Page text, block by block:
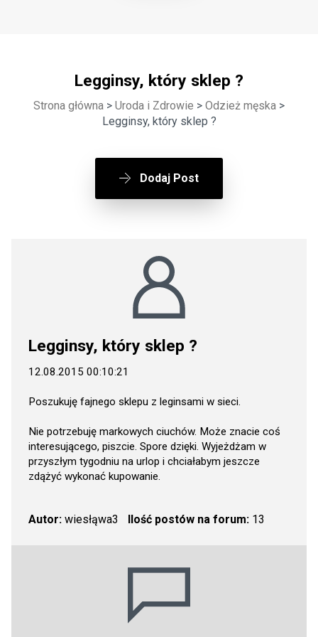
Legginsy, który sklep ?
Strona główna > Uroda i Zdrowie > Odzież męska >
Legginsy, który sklep ?
Dodaj Post
Legginsy, który sklep ?
12.08.2015 00:10:21
Poszukuję fajnego sklepu z leginsami w sieci.
Nie potrzebuję markowych ciuchów. Może znacie coś
interesującego, piszcie. Spore dzięki. Wyjeżdżam w
przyszłym tygodniu na urlop i chciałabym jeszcze
zdążyć wykonać kupowanie.
Autor: wiesłąwa3 Ilość postów na forum:13